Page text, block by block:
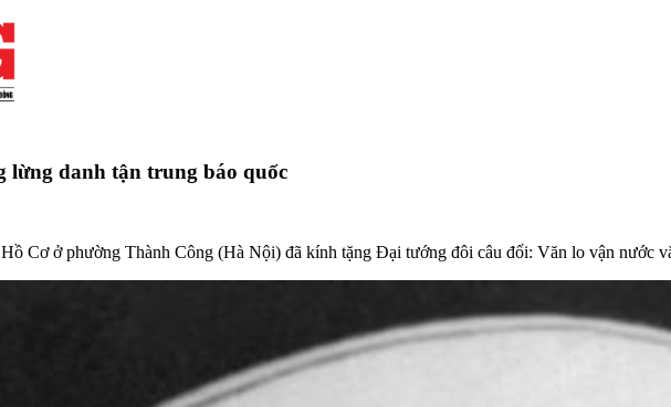
lừng danh tận trung báo quốc
Cơ ở phường Thành Công (Hà Nội) đã kính tặng Đại tướng đôi câu đối: Văn lo vận nước